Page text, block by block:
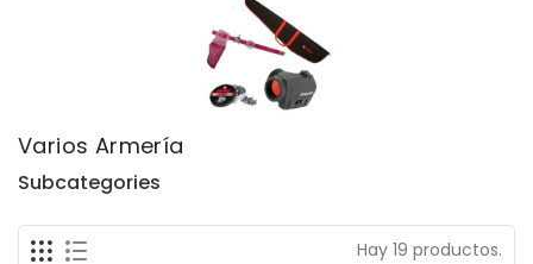
Varios Armería
Subcategories
Hay 19 productos.